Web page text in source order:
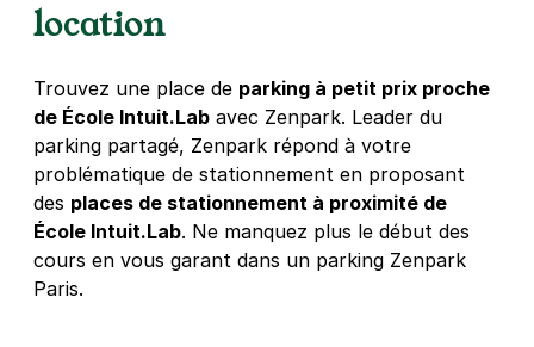
location
Trouvez une place de parking à petit prix proche
de École Intuit.Lab avec Zenpark. Leader du
parking partagé, Zenpark répond à votre
problématique de stationnement en proposant
des places de stationnement à proximité de
École Intuit.Lab. Ne manquez plus le début des
cours en vous garant dans un parking Zenpark
Paris.